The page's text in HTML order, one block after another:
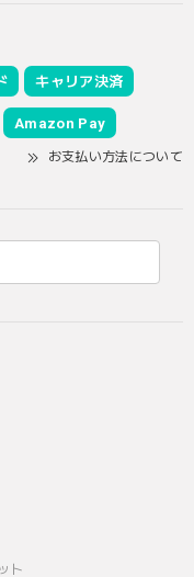
キャリア決済
Amazon Pay
お支払い方法について
ト